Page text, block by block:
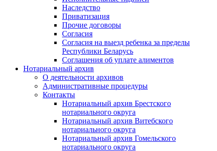
Наследство
Приватизация
Прочие договоры
Согласия
Согласия на выезд ребенка за пределы
Республики Беларусь
Соглашения об уплате алиментов
Нотариальный архив
О деятельности архивов
Административные процедуры
Контакты
Нотариальный архив Брестского
нотариального округа
Нотариальный архив Витебского
нотариального округа
Нотариальный архив Гомельского
нотариального округа